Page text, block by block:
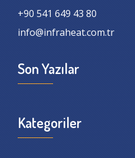
+90 541 649 43 80
info@infraheat.com.tr
Son Yazılar
Kategoriler